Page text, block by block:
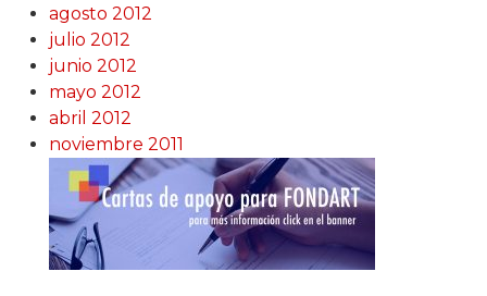
agosto 2012
julio 2012
junio 2012
mayo 2012
abril 2012
noviembre 2011